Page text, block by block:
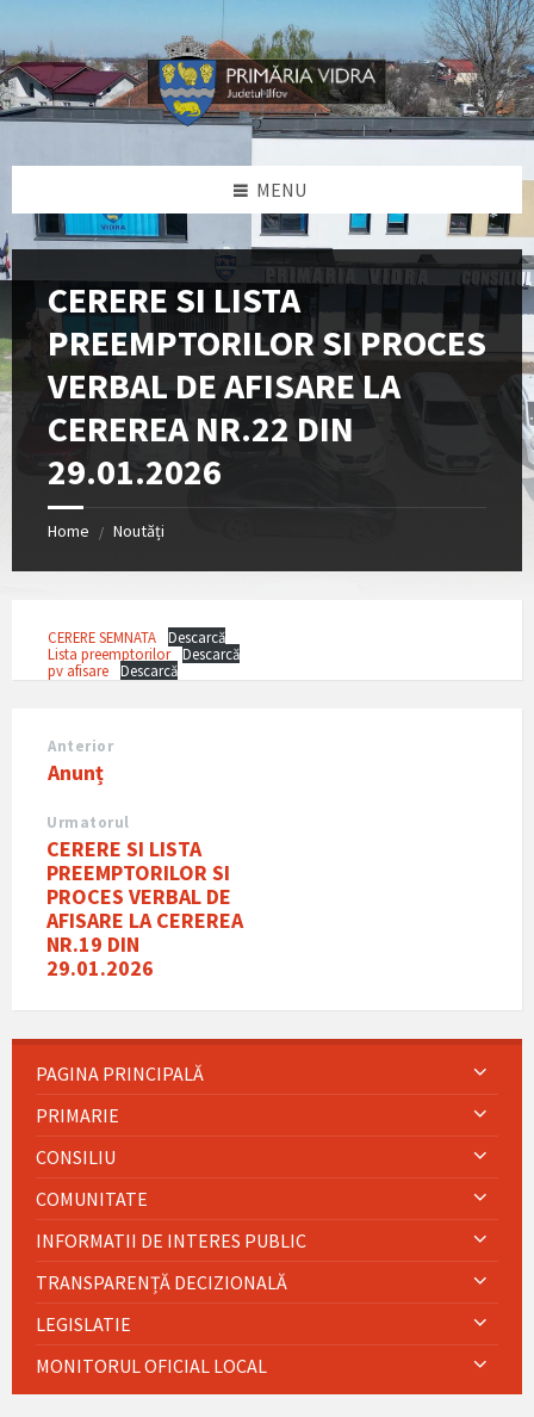
content
left
sidebar
right
sidebar
footer
MENU
CERERE SI LISTA
PREEMPTORILOR SI PROCES
VERBAL DE AFISARE LA
CEREREA NR.22 DIN
29.01.2026
Home / Noutăți
CERERE SEMNATA
Descarcă
Lista preemptorilor
Descarcă
pv afisare
Descarcă
Anterior
Anunț
Urmatorul
CERERE SI LISTA
PREEMPTORILOR SI
PROCES VERBAL DE
AFISARE LA CEREREA
NR.19 DIN
29.01.2026
PAGINA PRINCIPALĂ
PRIMARIE
CONSILIU
COMUNITATE
INFORMATII DE INTERES PUBLIC
TRANSPARENȚĂ DECIZIONALĂ
LEGISLATIE
MONITORUL OFICIAL LOCAL